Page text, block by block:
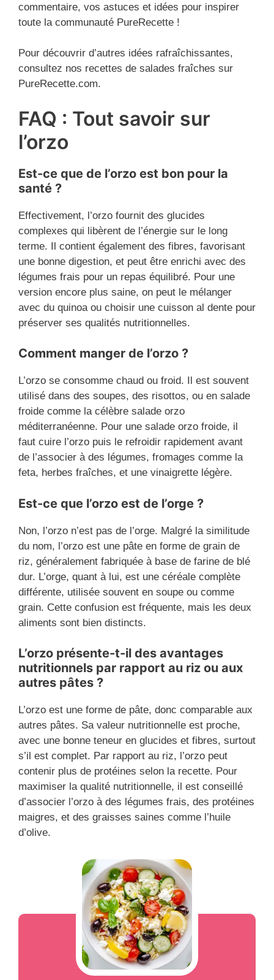
commentaire, vos astuces et idées pour inspirer
toute la communauté PureRecette !
Pour découvrir d’autres idées rafraîchissantes,
consultez nos recettes de salades fraîches sur
PureRecette.com.
FAQ : Tout savoir sur
l’orzo
Est-ce que de l’orzo est bon pour la
santé ?
Effectivement, l’orzo fournit des glucides
complexes qui libèrent de l’énergie sur le long
terme. Il contient également des fibres, favorisant
une bonne digestion, et peut être enrichi avec des
légumes frais pour un repas équilibré. Pour une
version encore plus saine, on peut le mélanger
avec du quinoa ou choisir une cuisson al dente pour
préserver ses qualités nutritionnelles.
Comment manger de l’orzo ?
L’orzo se consomme chaud ou froid. Il est souvent
utilisé dans des soupes, des risottos, ou en salade
froide comme la célèbre salade orzo
méditerranéenne. Pour une salade orzo froide, il
faut cuire l’orzo puis le refroidir rapidement avant
de l’associer à des légumes, fromages comme la
feta, herbes fraîches, et une vinaigrette légère.
Est-ce que l’orzo est de l’orge ?
Non, l’orzo n’est pas de l’orge. Malgré la similitude
du nom, l’orzo est une pâte en forme de grain de
riz, généralement fabriquée à base de farine de blé
dur. L’orge, quant à lui, est une céréale complète
différente, utilisée souvent en soupe ou comme
grain. Cette confusion est fréquente, mais les deux
aliments sont bien distincts.
L’orzo présente-t-il des avantages
nutritionnels par rapport au riz ou aux
autres pâtes ?
L’orzo est une forme de pâte, donc comparable aux
autres pâtes. Sa valeur nutritionnelle est proche,
avec une bonne teneur en glucides et fibres, surtout
s’il est complet. Par rapport au riz, l’orzo peut
contenir plus de protéines selon la recette. Pour
maximiser la qualité nutritionnelle, il est conseillé
d’associer l’orzo à des légumes frais, des protéines
maigres, et des graisses saines comme l’huile
d’olive.